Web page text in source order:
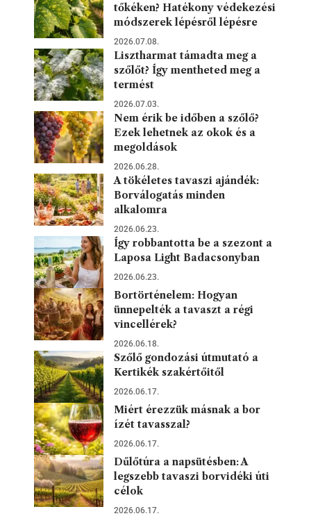
tőkéken? Hatékony védekezési
módszerek lépésről lépésre
2026.07.08.
Lisztharmat támadta meg a
szőlőt? Így mentheted meg a
termést
2026.07.03.
Nem érik be időben a szőlő?
Ezek lehetnek az okok és a
megoldások
2026.06.28.
A tökéletes tavaszi ajándék:
Borválogatás minden
alkalomra
2026.06.23.
Így robbantotta be a szezont a
Laposa Light Badacsonyban
2026.06.23.
Bortörténelem: Hogyan
ünnepelték a tavaszt a régi
vincellérek?
2026.06.18.
Szőlő gondozási útmutató a
Kertikék szakértőitől
2026.06.17.
Miért érezzük másnak a bor
ízét tavasszal?
2026.06.17.
Dűlőtúra a napsütésben: A
legszebb tavaszi borvidéki úti
célok
2026.06.17.